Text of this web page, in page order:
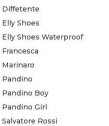
Diffetente
Elly Shoes
Elly Shoes Waterproof
Francesca
Marinaro
Pandino
Pandino Boy
Pandino Girl
Salvatore Rossi